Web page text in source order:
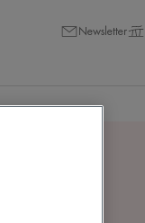
Newsletter